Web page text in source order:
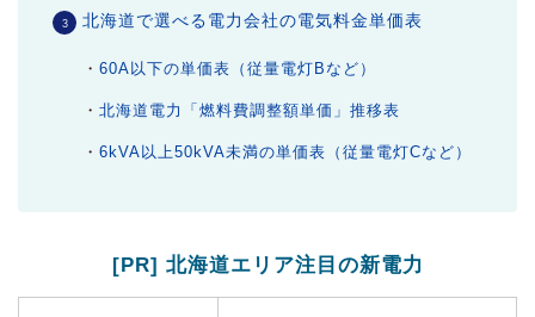
北海道で選べる電力会社の電気料金単価表
・ 60A以下の単価表（従量電灯Bなど）
・ 北海道電力「燃料費調整額単価」推移表
・ 6kVA以上50kVA未満の単価表（従量電灯Cなど）
[PR] 北海道エリア注目の新電力